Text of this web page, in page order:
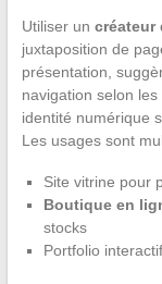
Utiliser un créateur
juxtaposition de
présentation,
navigation selon
identité numérique
Les usages sont
Site vitrine pour
Boutique en
stocks
Portfolio